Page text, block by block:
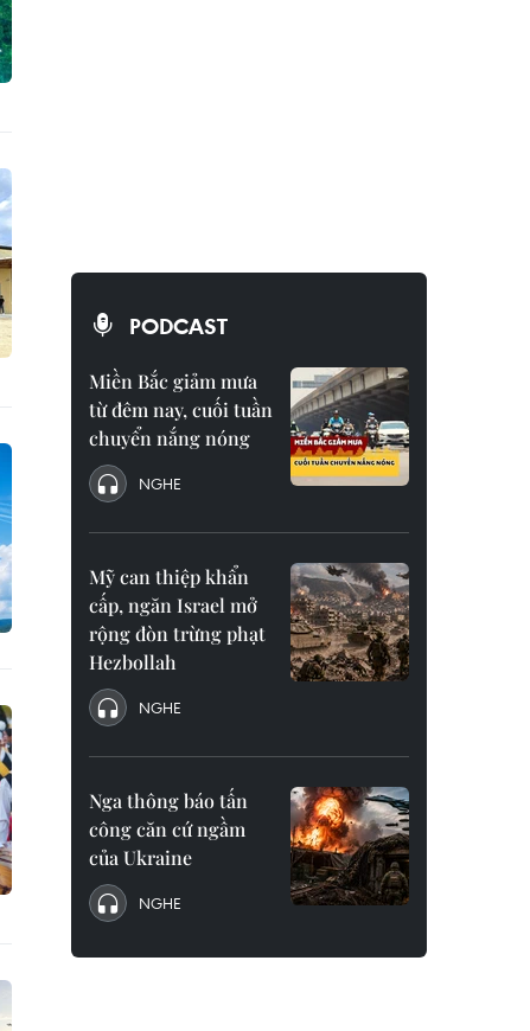
PODCAST
Miền Bắc giảm mưa
từ đêm nay, cuối tuần
chuyển nắng nóng
NGHE
Mỹ can thiệp khẩn
cấp, ngăn Israel mở
rộng đòn trừng phạt
Hezbollah
NGHE
Nga thông báo tấn
công căn cứ ngầm
của Ukraine
NGHE